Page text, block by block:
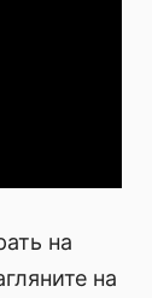
на
на